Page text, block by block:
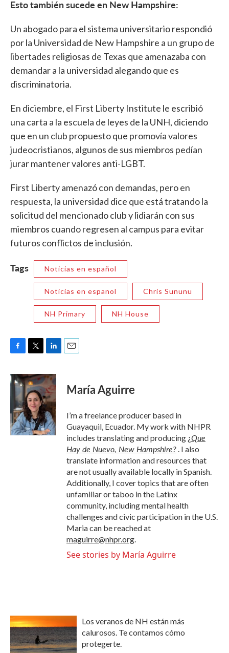
Esto también sucede en New Hampshire:
Un abogado para el sistema universitario respondió
por la Universidad de New Hampshire a un grupo de
libertades religiosas de Texas que amenazaba con
demandar a la universidad alegando que es
discriminatoria.
En diciembre, el First Liberty Institute le escribió
una carta a la escuela de leyes de la UNH, diciendo
que en un club propuesto que promovía valores
judeocristianos, algunos de sus miembros pedían
jurar mantener valores anti-LGBT.
First Liberty amenazó con demandas, pero en
respuesta, la universidad dice que está tratando la
solicitud del mencionado club y lidiarán con sus
miembros cuando regresen al campus para evitar
futuros conflictos de inclusión.
Tags Noticias en español
Noticias en espanol Chris Sununu
NH Primary NH House
c
e
o
k
i
t
t
e
r
n
k
e
d
I
n
María Aguirre
I’m a freelance producer based in
Guayaquil, Ecuador. My work with NHPR
includes translating and producing ¿Que
Hay de Nuevo, New Hampshire?. I also
translate information and resources that
are not usually available locally in Spanish.
Additionally, I cover topics that are often
unfamiliar or taboo in the Latinx
community, including mental health
challenges and civic participation in the U.S.
Maria can be reached at
maguirre@nhpr.org.
See stories by María Aguirre
Los veranos de NH están más
calurosos. Te contamos cómo
protegerte.